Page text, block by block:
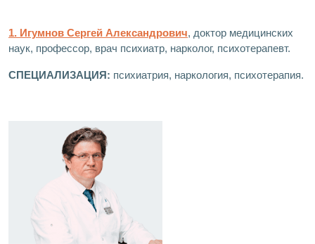
1. Игумнов Сергей Александрович, доктор медицинских
наук, профессор, врач психиатр, нарколог, психотерапевт.
СПЕЦИАЛИЗАЦИЯ: психиатрия, наркология, психотерапия.